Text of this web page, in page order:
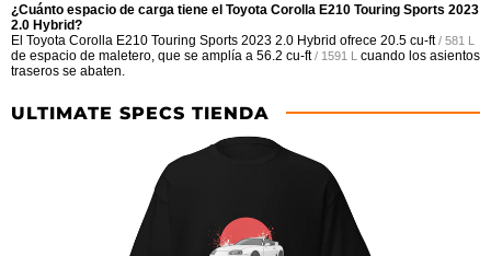
¿Cuánto espacio de carga tiene el Toyota Corolla E210 Touring Sports 2023
2.0 Hybrid?
El Toyota Corolla E210 Touring Sports 2023 2.0 Hybrid ofrece 20.5 cu-ft / 581 L
de espacio de maletero, que se amplía a 56.2 cu-ft / 1591 L cuando los asientos
traseros se abaten.
ULTIMATE SPECS TIENDA